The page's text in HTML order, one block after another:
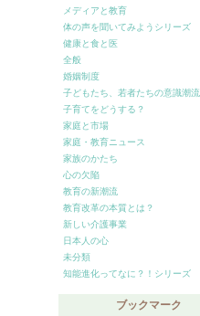
メディアと教育
体の声を聞いてみようシリーズ
健康と食と医
全般
婚姻制度
子どもたち、若者たちの意識潮流
子育てをどうする？
家庭と市場
家庭・教育ニュース
家族のかたち
心の欠陥
教育の新潮流
教育改革の本質とは？
新しい介護事業
日本人の心
未分類
知能進化ってなに？！シリーズ
ブックマーク